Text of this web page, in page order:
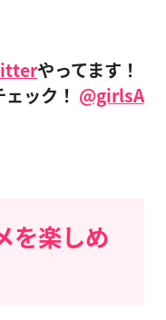
やってます！
ック！ @girlsA
を楽しめ